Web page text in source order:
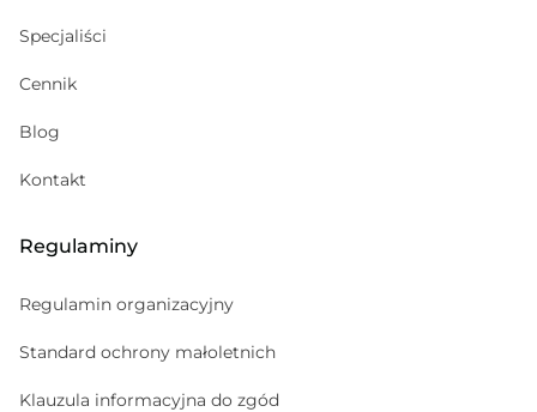
Pediatria
Gabinet zabiegowy
Psychoterapeuta
Specjaliści
Cennik
Blog
Kontakt
Regulaminy
Regulamin organizacyjny
Standard ochrony małoletnich
Klauzula informacyjna do zgód